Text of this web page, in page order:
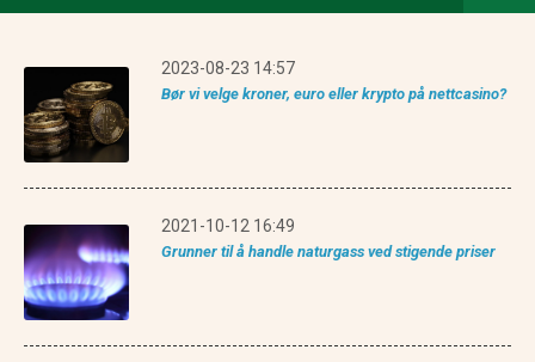
2023-08-23 14:57
Bør vi velge kroner, euro eller krypto på nettcasino?
2021-10-12 16:49
Grunner til å handle naturgass ved stigende priser